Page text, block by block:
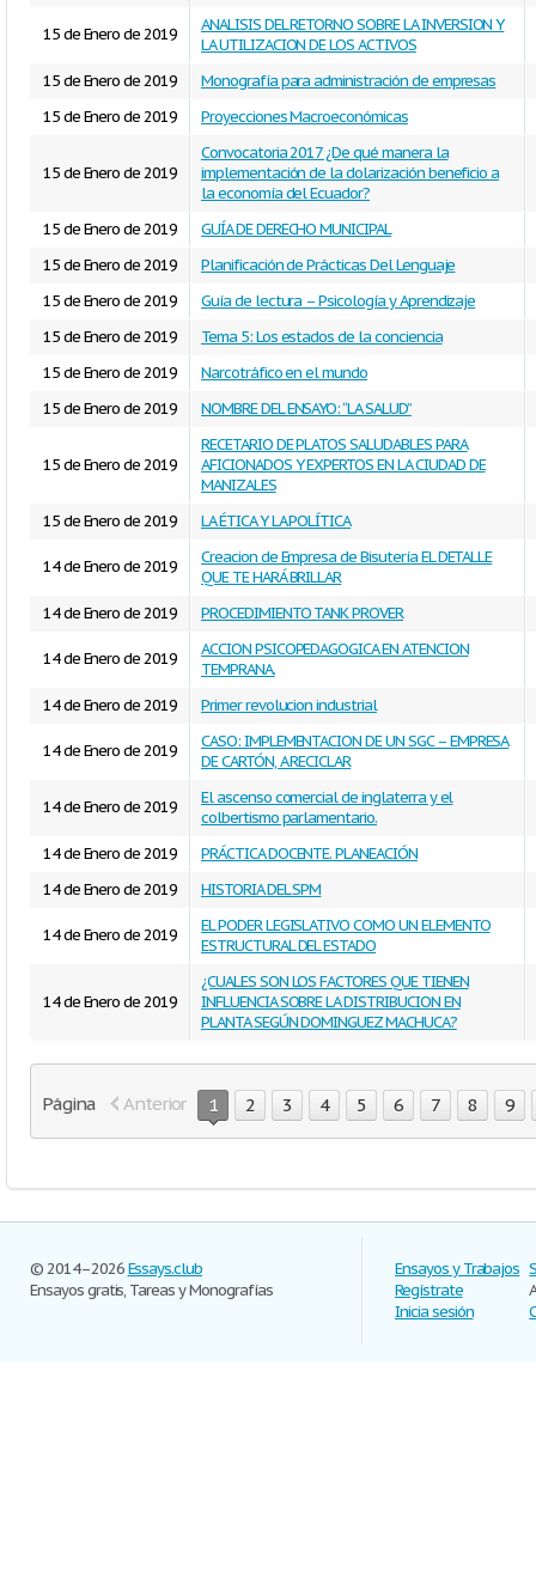
15 de Enero de 2019
ANALISIS DEL RETORNO SOBRE LA INVERSION Y
LA UTILIZACION DE LOS ACTIVOS
15 de Enero de 2019
Monografía para administración de empresas
15 de Enero de 2019
Proyecciones Macroeconómicas
15 de Enero de 2019
Convocatoria 2017 ¿De qué manera la
implementación de la dolarización beneficio a
la economía del Ecuador?
15 de Enero de 2019
GUÍA DE DERECHO MUNICIPAL
15 de Enero de 2019
Planificación de Prácticas Del Lenguaje
15 de Enero de 2019
Guía de lectura – Psicología y Aprendizaje
15 de Enero de 2019
Tema 5: Los estados de la conciencia
15 de Enero de 2019
Narcotráfico en el mundo
15 de Enero de 2019
NOMBRE DEL ENSAYO: “LA SALUD”
15 de Enero de 2019
RECETARIO DE PLATOS SALUDABLES PARA
AFICIONADOS Y EXPERTOS EN LA CIUDAD DE
MANIZALES
15 de Enero de 2019
LA ÉTICA Y LA POLÍTICA
14 de Enero de 2019
Creacion de Empresa de Bisutería EL DETALLE
QUE TE HARÁ BRILLAR
14 de Enero de 2019
PROCEDIMIENTO TANK PROVER
14 de Enero de 2019
ACCION PSICOPEDAGOGICA EN ATENCION
TEMPRANA.
14 de Enero de 2019
Primer revolucion industrial
14 de Enero de 2019
CASO: IMPLEMENTACION DE UN SGC – EMPRESA
DE CARTÓN, A RECICLAR
14 de Enero de 2019
El ascenso comercial de inglaterra y el
colbertismo parlamentario.
14 de Enero de 2019
PRÁCTICA DOCENTE. PLANEACIÓN
14 de Enero de 2019
HISTORIA DEL SPM
14 de Enero de 2019
EL PODER LEGISLATIVO COMO UN ELEMENTO
ESTRUCTURAL DEL ESTADO
14 de Enero de 2019
¿CUALES SON LOS FACTORES QUE TIENEN
INFLUENCIA SOBRE LA DISTRIBUCION EN
PLANTA SEGÚN DOMINGUEZ MACHUCA?
Página Anterior 1 2 3 4 5 6 7 8 9
© 2014–2026Essays.club
Ensayos gratis, Tareas y Monografías
Ensayos y Trabajos
Regístrate
Inicia sesión